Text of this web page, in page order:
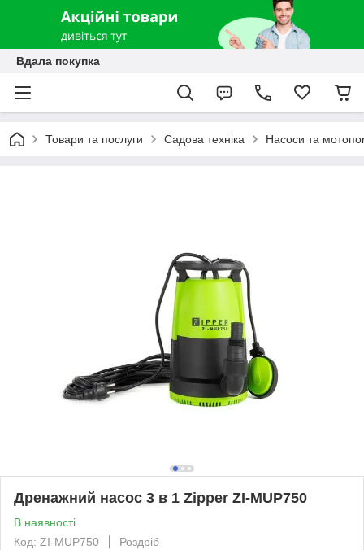
Вдала покупка
Товари та послуги Садова техніка Насоси та
Дренажний насос 3 в 1 Zipper ZI-MUP750
В наявності
Код: ZI-MUP750
Роздріб